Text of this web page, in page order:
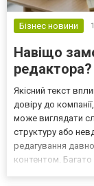
Бізнес новини
Навіщо
редактора?
Якісний текст
довіру до
може виглядати
структуру або
редагування
контентом.